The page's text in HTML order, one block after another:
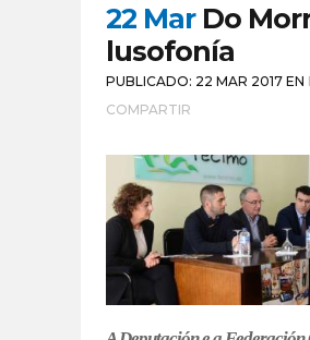
22 Mar Do
lusofonía
PUBLICADO: 22 MAR 2017 EN
COMPARTIR